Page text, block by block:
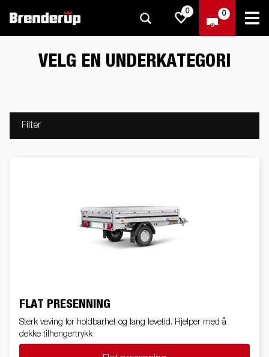
0 0
VELG EN UNDERKATEGORI
Filter
FLAT PRESENNING
Sterk veving for holdbarhet og lang levetid. Hjelper med å
dekke tilhengertrykk